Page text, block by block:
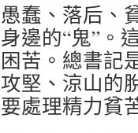
蠢、落后、
邊的“鬼”。
苦。總書記
堅、涼山的
處理精力貧